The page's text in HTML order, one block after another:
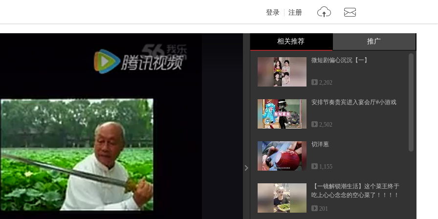
登录 注册
饱和度
相关推荐 推广
微短剧偏心沉沉【一】
2,202
安排节奏贵宾进入宴会厅#小游戏
2,502
切洋葱
1,155
【一镜解锁潮生活】这个菜王终于
吃上心心念念的空心菜了！！！！
螺...
201